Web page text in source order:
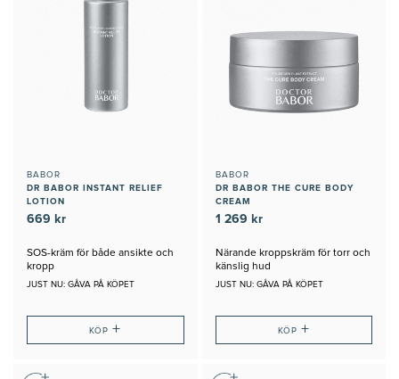
BABOR
DR BABOR INSTANT RELIEF
LOTION
669 kr
SOS-kräm för både ansikte och
kropp
JUST NU: GÅVA PÅ KÖPET
KÖP+
BABOR
DR BABOR THE CURE BODY
CREAM
1 269 kr
Närande kroppskräm för torr och
känslig hud
JUST NU: GÅVA PÅ KÖPET
KÖP +